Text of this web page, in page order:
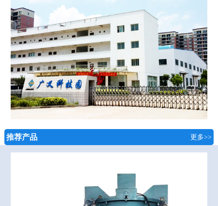
推荐产品 更多>>